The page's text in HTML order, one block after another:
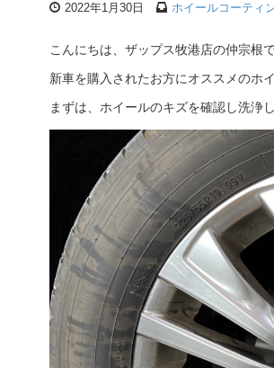
2022年1月30日 ホイールコーティ
こんにちは、ザップス牧港店の仲宗根で
新車を購入されたお方にオススメのホ
まずは、ホイールのキズを確認し洗浄